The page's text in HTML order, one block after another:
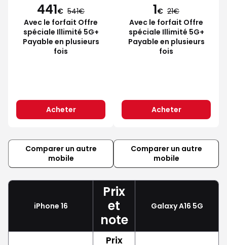
441€ 541
Avec le forfait Offre
spéciale Illimité 5G+
Payable en plusieurs
fois
Acheter
1€ 21
Avec le forfait Offre
spéciale Illimité 5G+
Payable en plusieurs
fois
Acheter
Comparer un autre
mobile
Comparer un autre
mobile
iPhone 16
Prix
et
note
Galaxy A16 5G
Prix